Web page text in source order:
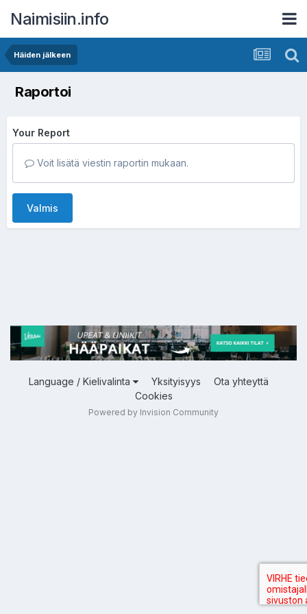
Naimisiin.info
Häiden jälkeen
Raportoi
Your Report
Voit lisätä viestin raportin mukaan.
Valmis
Language / Kielivalinta Yksityisyys
Ota yhteyttä
Cookies
Powered by Invision Community